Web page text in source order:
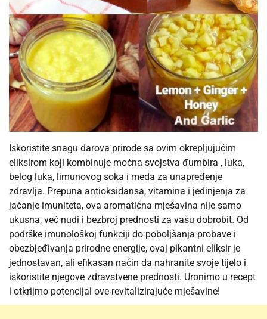
Iskoristite snagu darova prirode sa ovim okrepljujućim
eliksirom koji kombinuje moćna svojstva đumbira , luka,
belog luka, limunovog soka i meda za unapređenje
zdravlja. Prepuna antioksidansa, vitamina i jedinjenja za
jačanje imuniteta, ova aromatična mješavina nije samo
ukusna, već nudi i bezbroj prednosti za vašu dobrobit. Od
podrške imunološkoj funkciji do poboljšanja probave i
obezbjeđivanja prirodne energije, ovaj pikantni eliksir je
jednostavan, ali efikasan način da nahranite svoje tijelo i
iskoristite njegove zdravstvene prednosti. Uronimo u recept
i otkrijmo potencijal ove revitalizirajuće mješavine!